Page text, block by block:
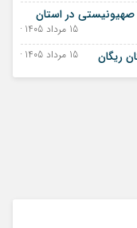
رژیم صهیونیستی در استان
15 مرداد 1405 - 06 اوت 2026
ریگان 15 مرداد 1405 - 06 اوت 2026